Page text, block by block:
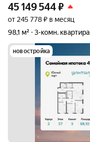
45 149 544₽
от 245 778 ₽ в месяц
98,1 м²
3-комн. квартира
новостройка